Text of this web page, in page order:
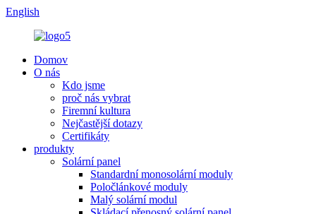
English
Domov
O nás
Kdo jsme
proč nás vybrat
Firemní kultura
Nejčastější dotazy
Certifikáty
produkty
Solární panel
Standardní monosolární moduly
Poločlánkové moduly
Malý solární modul